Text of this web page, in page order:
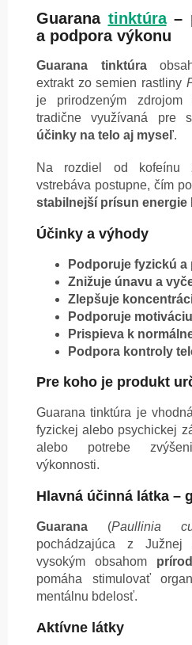
Guarana tinktúra–
a podpora výkonu
Guarana tinktúra
extrakt zo semien rastliny
je prirodzeným
tradične využívaná pre
účinky na telo aj myseľ.
Na rozdiel od kofeínu
vstrebáva postupne, čím
stabilnejší prísun energie
Účinky a výhody
Podporuje fyzickú
Znižuje únavu a
Zlepšuje
Podporuje motiváciu
Prispieva k
Podpora kontroly
Pre koho je produkt
Guarana tinktúra je
fyzickej alebo psychickej
alebo potrebe
výkonnosti.
Hlavná účinná látka –
Guarana (Paullinia
pochádzajúca z
vysokým obsahom
pomáha stimulovať
mentálnu bdelosť.
Aktívne látky